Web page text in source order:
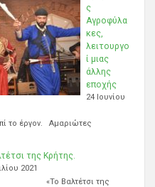
ς
Αγροφύλα
κες,
λειτουργο
ί μιας
άλλης
εποχής
24 Ιουνίου
το έργον. Αμαριώτες
της Κρήτης.
2021
Βαλτέτσι της